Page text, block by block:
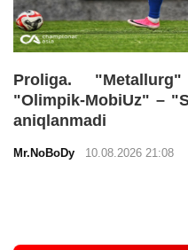
Proliga.
"Olimpik-MobiUz" –
aniqlanmadi
Mr.NoBoDy 10.08.2026 21:08